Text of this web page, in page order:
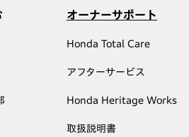
オーナーサポート
Honda Total Care
アフターサービス
Honda Heritage Works
取扱説明書